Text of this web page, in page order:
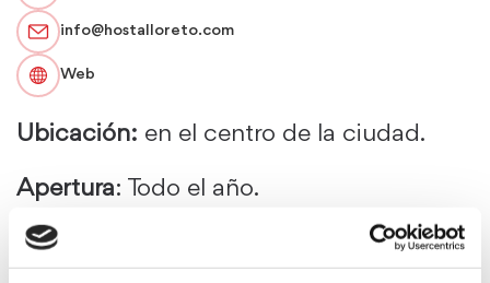
info@hostalloreto.com
Web
Ubicación: en el centro de la ciudad.
Apertura: Todo el año.
Capacidad : 45 habitaciones / 74 plazas.